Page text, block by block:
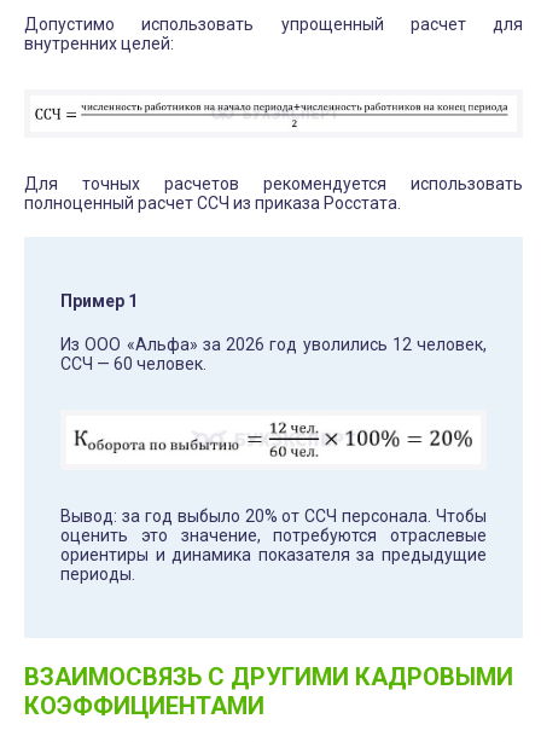
Допустимо использовать упрощенный расчет для
внутренних целей:
Для точных расчетов рекомендуется использовать
полноценный расчет ССЧ из приказа Росстата.
Пример 1
Из ООО «Альфа» за 2026 год уволились 12 человек,
ССЧ — 60 человек.
Вывод: за год выбыло 20% от ССЧ персонала. Чтобы
оценить это значение, потребуются отраслевые
ориентиры и динамика показателя за предыдущие
периоды.
ВЗАИМОСВЯЗЬ С ДРУГИМИ КАДРОВЫМИ
КОЭФФИЦИЕНТАМИ